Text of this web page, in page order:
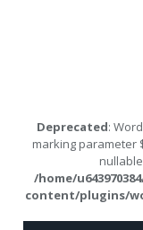
Deprecated:
marking parameter
/home/
content/plugins/